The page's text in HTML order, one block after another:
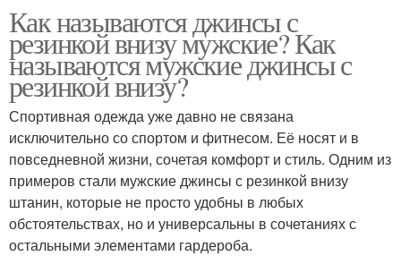
Как называются джинсы с
резинкой внизу мужские? Как
называются мужские джинсы с
резинкой внизу?
Спортивная одежда уже давно не связана
исключительно со спортом и фитнесом. Её носят и в
повседневной жизни, сочетая комфорт и стиль. Одним из
примеров стали мужские джинсы с резинкой внизу
штанин, которые не просто удобны в любых
обстоятельствах, но и универсальны в сочетаниях с
остальными элементами гардероба.